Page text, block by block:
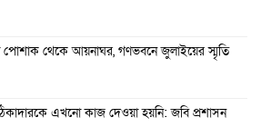
পোশাক থেকে আয়নাঘর, গণভবনে জুলাইয়ের স্মৃতি
এখনো কাজ দেওয়া হয়নি: জবি প্রশাসন